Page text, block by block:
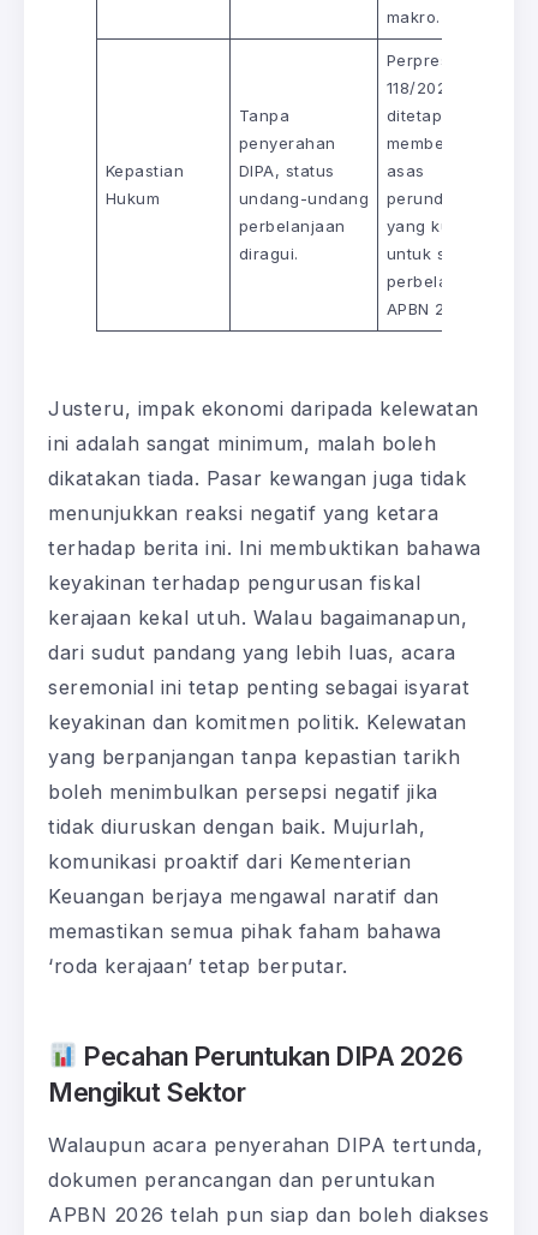
makro.
Kepastian
Hukum
Tanpa
penyerahan
DIPA, status
undang-undang
perbelanjaan
diragui.
Perpres
118/2025 telah
ditetapkan,
memberikan
asas
perundangan
yang kukuh
untuk semua
perbelanjaan
APBN 2026.
Justeru, impak ekonomi daripada kelewatan
ini adalah sangat minimum, malah boleh
dikatakan tiada. Pasar kewangan juga tidak
menunjukkan reaksi negatif yang ketara
terhadap berita ini. Ini membuktikan bahawa
keyakinan terhadap pengurusan fiskal
kerajaan kekal utuh. Walau bagaimanapun,
dari sudut pandang yang lebih luas, acara
seremonial ini tetap penting sebagai isyarat
keyakinan dan komitmen politik. Kelewatan
yang berpanjangan tanpa kepastian tarikh
boleh menimbulkan persepsi negatif jika
tidak diuruskan dengan baik. Mujurlah,
komunikasi proaktif dari Kementerian
Keuangan berjaya mengawal naratif dan
memastikan semua pihak faham bahawa
‘roda kerajaan’ tetap berputar.
Pecahan Peruntukan DIPA 2026
Mengikut Sektor
Walaupun acara penyerahan DIPA tertunda,
dokumen perancangan dan peruntukan
APBN 2026 telah pun siap dan boleh diakses